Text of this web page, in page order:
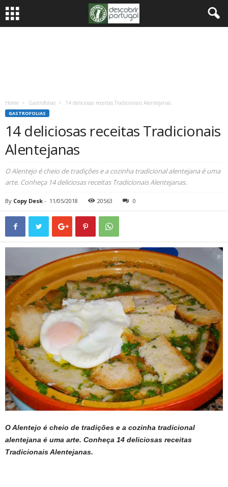
Home Gastrofolias 14 deliciosas receitas Tradicionais Alentejanas
GASTROFOLIAS
14 deliciosas receitas Tradicionais
Alentejanas
O Alentejo é cheio de tradições e a cozinha tradicional alentejana é uma
arte. Conheça 14 deliciosas receitas Tradicionais Alentejanas.
By Copy Desk - 11/05/2018 20563 0
O Alentejo é cheio de tradições e a cozinha tradicional
alentejana é uma arte. Conheça 14 deliciosas receitas
Tradicionais Alentejanas.